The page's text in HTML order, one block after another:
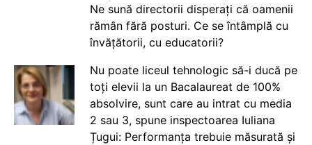
Ne sună directorii disperați că oamenii
rămân fără posturi. Ce se întâmplă cu
învățătorii, cu educatorii?
Nu poate liceul tehnologic să-i ducă pe
toți elevii la un Bacalaureat de 100%
absolvire, sunt care au intrat cu media
2 sau 3, spune inspectoarea Iuliana
Țugui: Performanța trebuie măsurată și